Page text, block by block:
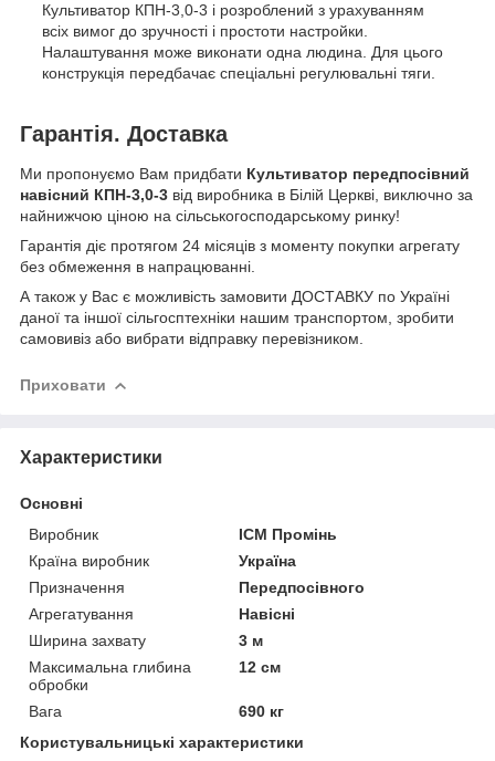
Культиватор КПН-3,0-3 і розроблений з урахуванням
всіх вимог до зручності і простоти настройки.
Налаштування може виконати одна людина. Для цього
конструкція передбачає спеціальні регулювальні тяги.
Гарантія. Доставка
Ми пропонуємо Вам придбати Культиватор передпосівний
навісний КПН-3,0-3 від виробника в Білій Церкві, виключно за
найнижчою ціною на сільськогосподарському ринку!
Гарантія діє протягом 24 місяців з моменту покупки агрегату
без обмеження в напрацюванні.
А також у Вас є можливість замовити ДОСТАВКУ по Україні
даної та іншої сільгосптехніки нашим транспортом, зробити
самовивіз або вибрати відправку перевізником.
Приховати
Характеристики
Основні
Виробник
ІСМ Промінь
Країна виробник
Україна
Призначення
Передпосівного
Агрегатування
Навісні
Ширина захвату
3 м
Максимальна глибина
обробки
12 см
Вага
690 кг
Користувальницькі характеристики